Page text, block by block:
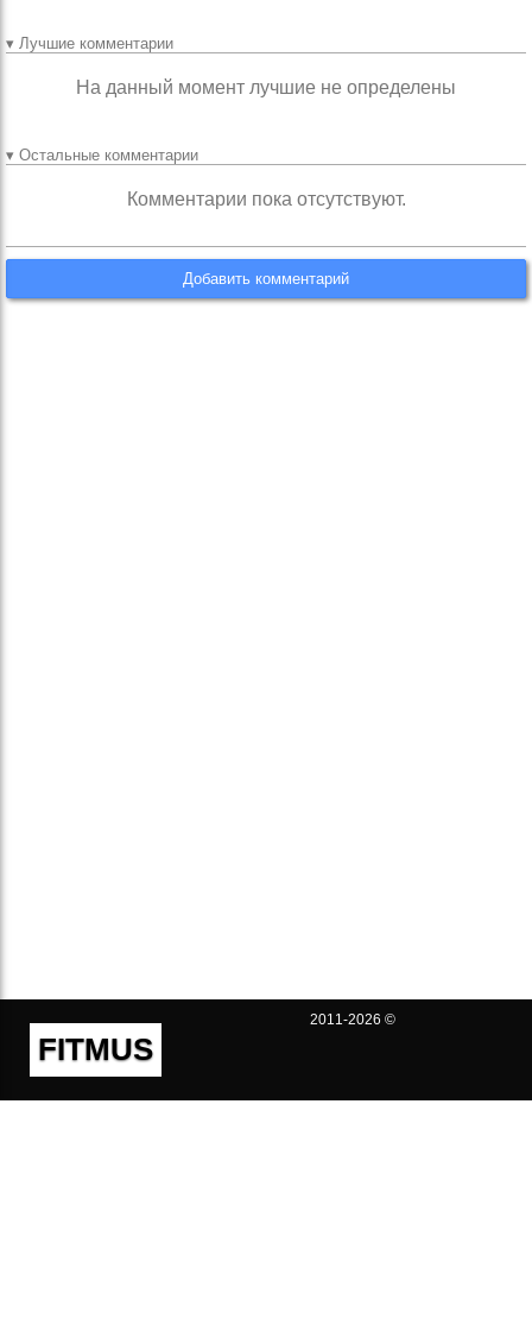
▾ Лучшие комментарии
На данный момент лучшие не определены
▾ Остальные комментарии
Комментарии пока отсутствуют.
Добавить комментарий
FITMUS
2011-2026 ©